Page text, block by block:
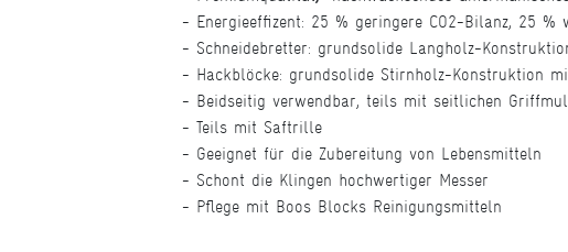
Energieeffizent: 25 % geringere CO2-Bilanz, 25
Schneidebretter: grundsolide Langholz-
Hackblöcke: grundsolide Stirnholz-Konstruktion
Beidseitig verwendbar, teils mit seitlichen
Teils mit Saftrille
Geeignet für die Zubereitung von Lebensmitteln
Schont die Klingen hochwertiger Messer
Pflege mit Boos Blocks Reinigungsmitteln